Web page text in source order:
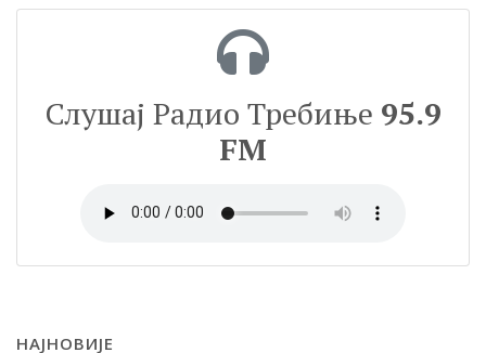
Слушај Радио Требиње 95.9
FM
НАЈНОВИЈЕ